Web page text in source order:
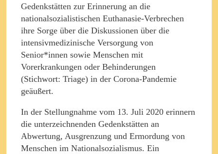
Gedenkstätten zur Erinnerung an die
nationalsozialistischen Euthanasie-Verbrechen
ihre Sorge über die Diskussionen über die
intensivmedizinische Versorgung von
Senior*innen sowie Menschen mit
Vorerkrankungen oder Behinderungen
(Stichwort: Triage) in der Corona-Pandemie
geäußert.
In der Stellungnahme vom 13. Juli 2020 erinnern
die unterzeichnenden Gedenkstätten an
Abwertung, Ausgrenzung und Ermordung von
Menschen im Nationalsozialismus. Ein